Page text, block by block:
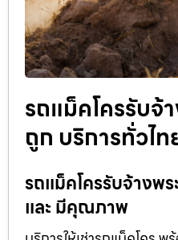
รถแม็คโครรับจ้
ถูก บริการทั่วไท
รถแม็คโครรับจ้างพ
และ มีคุณภาพ